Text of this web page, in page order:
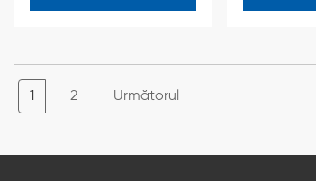
1 2 Următorul